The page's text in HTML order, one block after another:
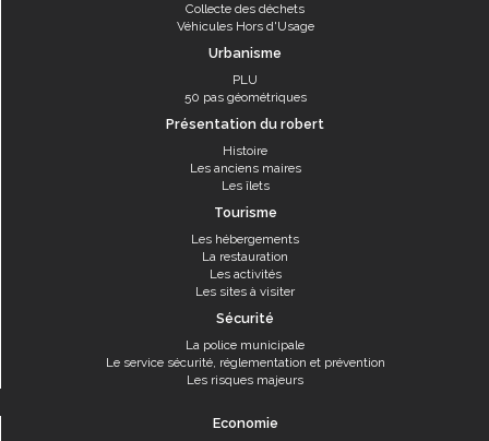
Collecte des déchets
Véhicules Hors d'Usage
Urbanisme
PLU
50 pas géométriques
Présentation du robert
Histoire
Les anciens maires
Les îlets
Tourisme
Les hébergements
La restauration
Les activités
Les sites à visiter
Sécurité
La police municipale
Le service sécurité, réglementation et prévention
Les risques majeurs
Economie